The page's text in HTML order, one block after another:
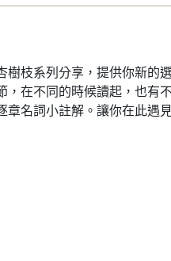
枝系列分享，提供你新
在不同的時候讀起，也
名詞小註解。讓你在此遇